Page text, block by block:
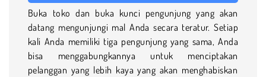
Buka toko dan buka kunci pengunjung yang akan
datang mengunjungi mal Anda secara teratur. Setiap
kali Anda memiliki tiga pengunjung yang sama, Anda
bisa menggabungkannya untuk menciptakan
pelanggan yang lebih kaya yang akan menghabiskan